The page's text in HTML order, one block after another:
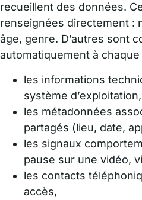
recueillent des données.
renseignées directement :
âge, genre. D’autres sont
automatiquement à
les informations
système
les métadonnées
partagés (lieu, date,
les signaux
pause sur une vidéo,
les contacts
accès,